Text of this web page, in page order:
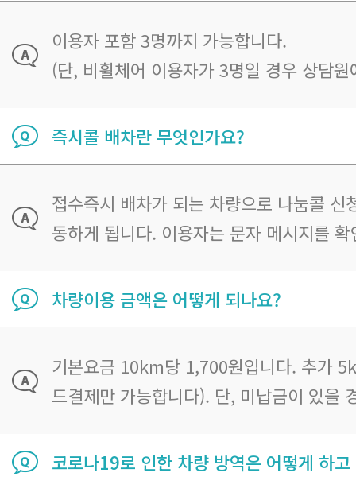
이용자 포함 3명까지 가능합니다.
(단, 비휠체어 이용자가 3명일 경우 상담
즉시콜 배차란 무엇인가요?
접수즉시 배차가 되는 차량으로 나눔콜
동하게 됩니다. 이용자는 문자 메시지를
차량이용 금액은 어떻게 되나요?
기본요금 10km당 1,700원입니다. 추가
드결제만 가능합니다). 단, 미납금이 있을
코로나19로 인한 차량 방역은 어떻게 하고